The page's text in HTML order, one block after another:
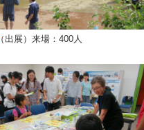
（出展）来場：400人